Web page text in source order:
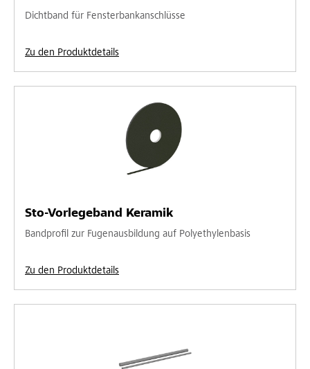
Dichtband für Fensterbankanschlüsse
Zu den Produktdetails
Sto-Vorlegeband Keramik
Bandprofil zur Fugenausbildung auf Polyethylenbasis
Zu den Produktdetails